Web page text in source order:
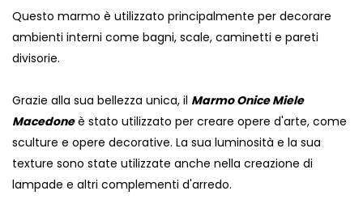
Questo marmo è utilizzato principalmente per decorare
ambienti interni come bagni, scale, caminetti e pareti
divisorie.
Grazie alla sua bellezza unica, il Marmo Onice Miele
Macedoneè stato utilizzato per creare opere d'arte, come
sculture e opere decorative. La sua luminosità e la sua
texture sono state utilizzate anche nella creazione di
lampade e altri complementi d'arredo.